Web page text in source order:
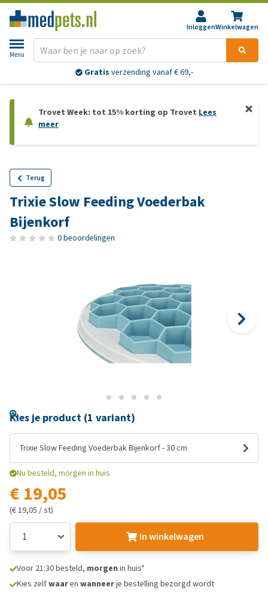
InloggenWinkelwagen
Menu
Gratis verzending vanaf € 69,-
Trovet Week: tot 15% korting op Trovet Lees
meer
Terug
Trixie Slow Feeding Voederbak
Bijenkorf
0 beoordelingen
Kies je product (1 variant)
Trixie Slow Feeding Voederbak Bijenkorf - 30 cm
Nu besteld, morgen in huis
€ 19,05
(€ 19,05 / st)
In winkelwagen
Voor 21:30 besteld, morgen in huis*
Kies zelfwaaren wanneerje bestelling bezorgd wordt